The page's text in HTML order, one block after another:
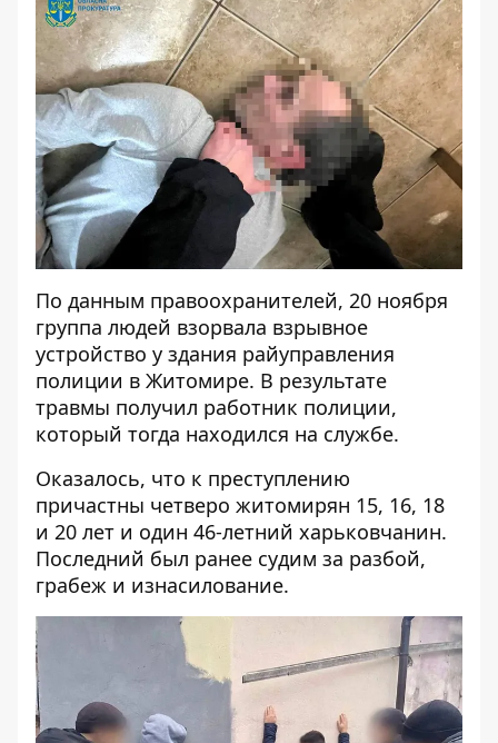
По данным правоохранителей, 20 ноября
группа людей взорвала взрывное
устройство у здания райуправления
полиции в Житомире. В результате
травмы получил работник полиции,
который тогда находился на службе.
Оказалось, что к преступлению
причастны четверо житомирян 15, 16, 18
и 20 лет и один 46-летний харьковчанин.
Последний был ранее судим за разбой,
грабеж и изнасилование.